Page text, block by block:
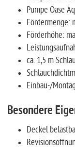
Pumpe Oase
Fördermenge:
Förderhöhe:
ca. 1,5 m
Einbau-/
Besondere
Deckel